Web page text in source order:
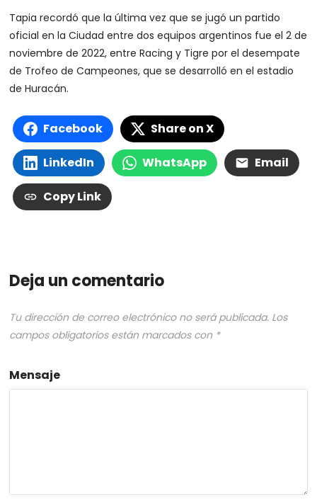
Tapia recordó que la última vez que se jugó un partido
oficial en la Ciudad entre dos equipos argentinos fue el 2 de
noviembre de 2022, entre Racing y Tigre por el desempate
de Trofeo de Campeones, que se desarrolló en el estadio
de Huracán.
Facebook Share on X
LinkedIn WhatsApp Email
Copy Link
Deja un comentario
Tu dirección de correo electrónico no será publicada. Los
campos obligatorios están marcados con *
Mensaje